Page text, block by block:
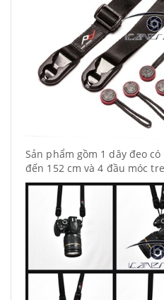
Sản phẩm gồm 1 dây đeo
đến 152 cm và 4 đầu móc